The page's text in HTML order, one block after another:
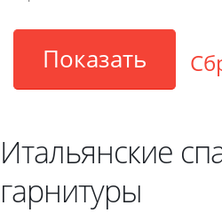
Итальянские
гарнитуры